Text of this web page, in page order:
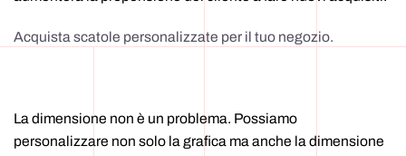
Acquista scatole personalizzate per il tuo negozio.
La dimensione non è un problema. Possiamo
personalizzare non solo la grafica ma anche la dimensione